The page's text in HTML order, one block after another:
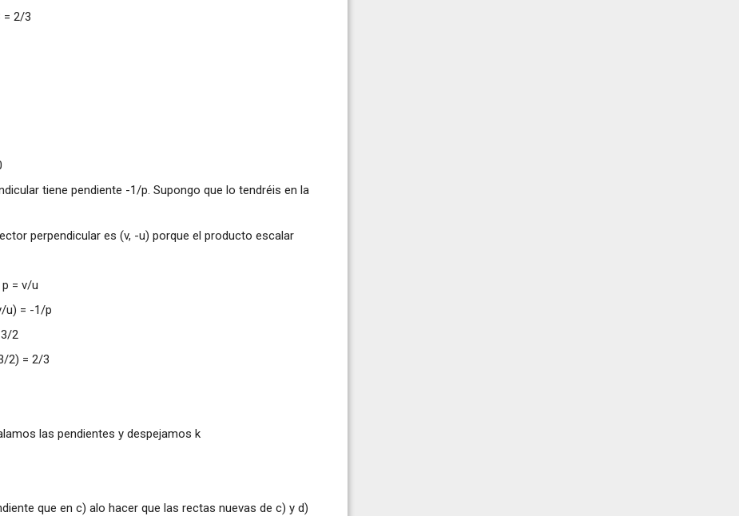
= 2/3
tiene pendiente -1/p. Supongo que lo tendréis en la
perpendicular es (v, -u) porque el producto escalar
= v/u
u) = -1/p
2
2) = 2/3
las pendientes y despejamos k
que en c) alo hacer que las rectas nuevas de c) y d)